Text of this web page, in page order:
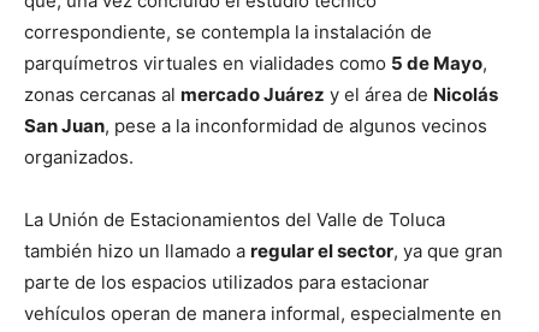
correspondiente, se contempla la instalación de
parquímetros virtuales en vialidades como 5 de Mayo,
zonas cercanas al mercado Juárez y el área de Nicolás
San Juan, pese a la inconformidad de algunos vecinos
organizados.
La Unión de Estacionamientos del Valle de Toluca
también hizo un llamado a regular el sector, ya que gran
parte de los espacios utilizados para estacionar
vehículos operan de manera informal, especialmente en